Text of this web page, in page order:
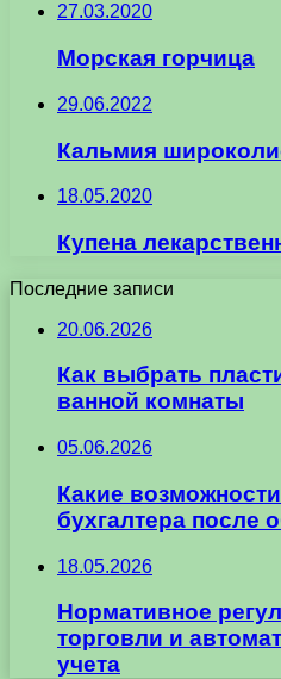
27.03.2020
Морская горчица
29.06.2022
Кальмия
18.05.2020
Купена
Последние записи
20.06.2026
Как выбрать
ванной комнаты
05.06.2026
Какие
бухгалтера после
18.05.2026
Нормативное
торговли и
учета